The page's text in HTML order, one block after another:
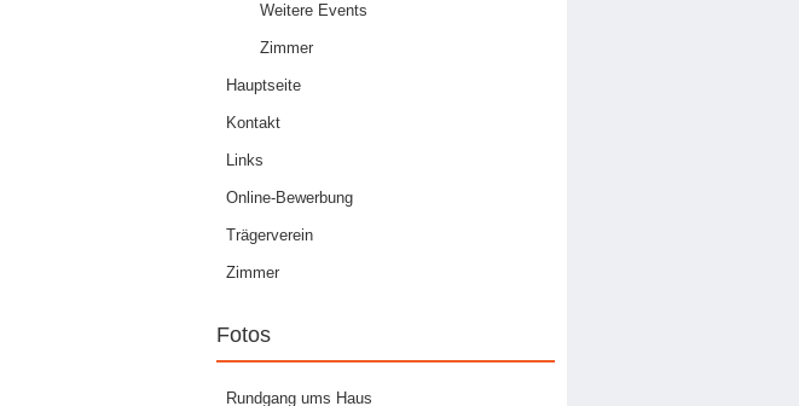
Weitere Events
Zimmer
Hauptseite
Kontakt
Links
Online-Bewerbung
Trägerverein
Zimmer
Fotos
Rundgang ums Haus